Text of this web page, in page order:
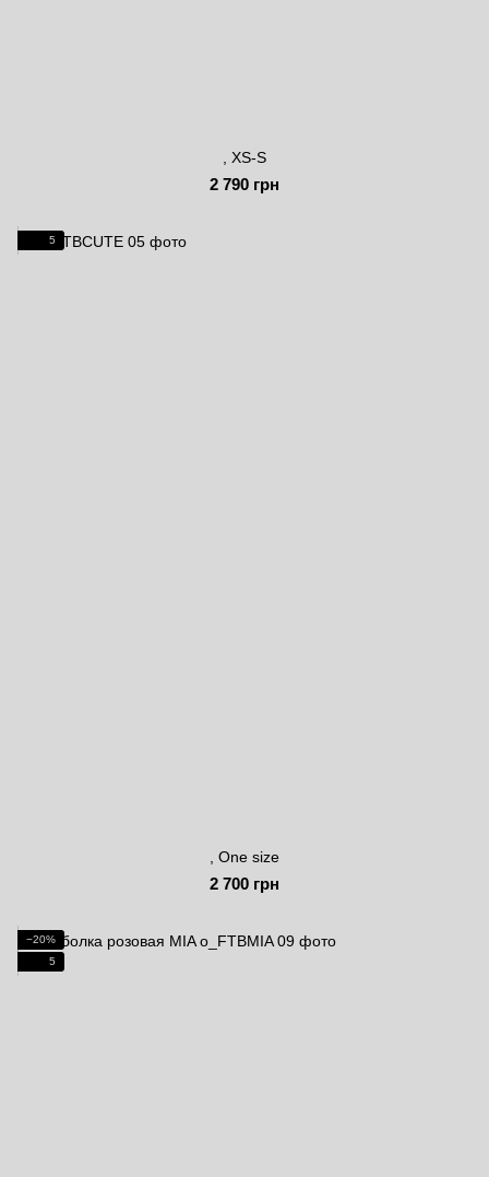
, XS-S
2 790 грн
5
, One size
2 700 грн
−20%
5